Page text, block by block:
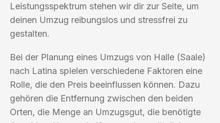
Leistungsspektrum stehen wir dir zur Seite, um
deinen Umzug reibungslos und stressfrei zu
gestalten.
Bei der Planung eines Umzugs von Halle (Saale)
nach Latina spielen verschiedene Faktoren eine
Rolle, die den Preis beeinflussen können. Dazu
gehören die Entfernung zwischen den beiden
Orten, die Menge an Umzugsgut, die benötigte